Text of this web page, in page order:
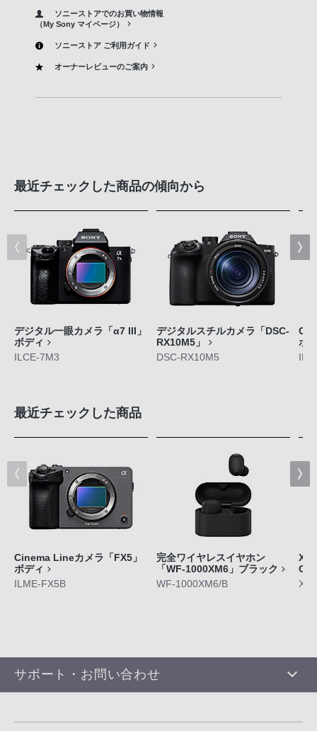
ソニーストアでのお買い物情報
（My Sony マイページ）
ソニーストア ご利用ガイド
オーナーレビューのご案内
最近チェックした商品の傾向から
デジタル一眼カメラ「α7 III」
ボディ
ILCE-7M3
デジタルスチルカメラ「DSC-
RX10M5」
DSC-RX10M5
ボ
最近チェックした商品
Cinema Lineカメラ「FX5」
ボディ
ILME-FX5B
完全ワイヤレスイヤホン
「WF-1000XM6」ブラック
WF-1000XM6/B
サポート・お問い合わせ